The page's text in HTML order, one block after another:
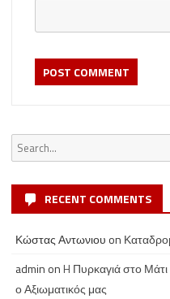
Search
for:
RECENT COMMENTS
Κώστας Αντωνιου on
admin onH Πυρκαγιά στο
ο Αξιωματικός μας